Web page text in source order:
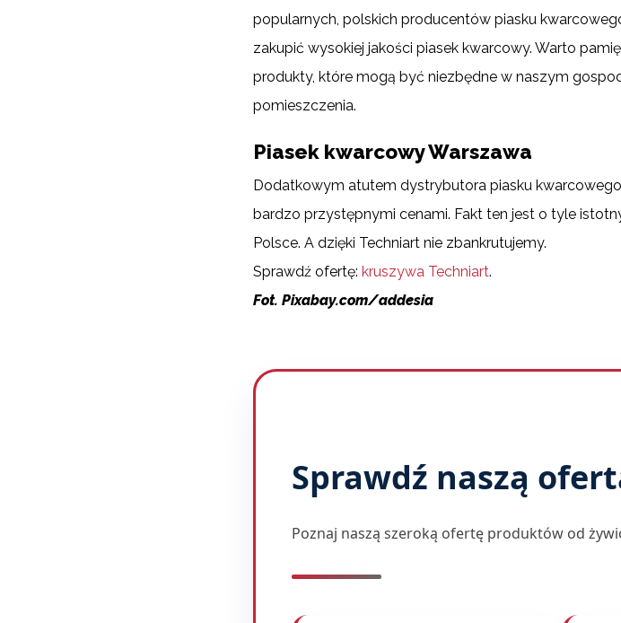
popularnych, polskich producentów piasku
zakupić wysokiej jakości piasek kwarcowy. Warto
produkty, które mogą być niezbędne w naszym
pomieszczenia.
Piasek kwarcowy Warszawa
Dodatkowym atutem dystrybutora piasku
bardzo przystępnymi cenami. Fakt ten jest o tyle
Polsce. A dzięki Techniart nie zbankrutujemy.
Sprawdź ofertę: kruszywa Techniart.
Fot. Pixabay.com/addesia
Sprawdź naszą
Poznaj naszą szeroką ofertę produktów od